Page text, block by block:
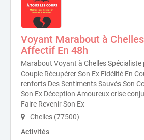
Voyant Marabout à
Affectif En 48h
Marabout Voyant à Chelles Spécialiste
Couple Récupérer Son Ex Fidélité En
renforts Des Sentiments Sauvés Son
Son Ex Déception Amoureux crise
Faire Revenir Son Ex
Chelles (77500)
Activités